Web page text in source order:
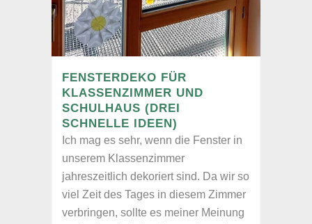
FENSTERDEKO FÜR
KLASSENZIMMER UND
SCHULHAUS (DREI
SCHNELLE IDEEN)
Ich mag es sehr, wenn die Fenster in
unserem Klassenzimmer
jahreszeitlich dekoriert sind. Da wir so
viel Zeit des Tages in diesem Zimmer
verbringen, sollte es meiner Meinung